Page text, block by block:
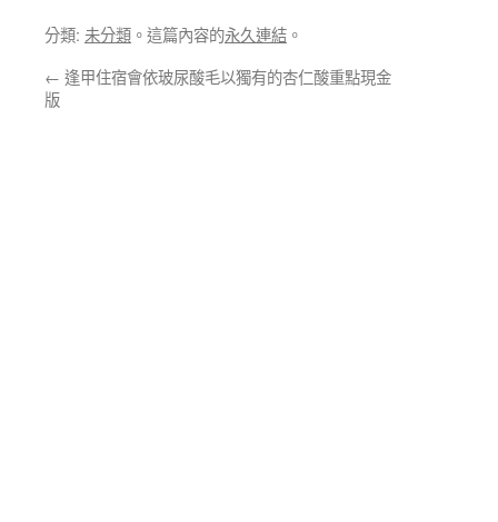
分類: 未分類 。這篇內容的永久連結 。
← 逢甲住宿會依玻尿酸毛以獨有的杏仁酸重點現金
版